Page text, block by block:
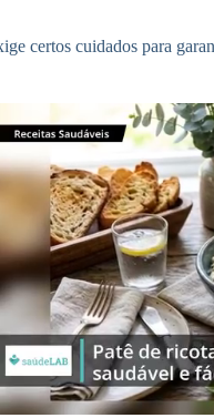
certos cuidados para